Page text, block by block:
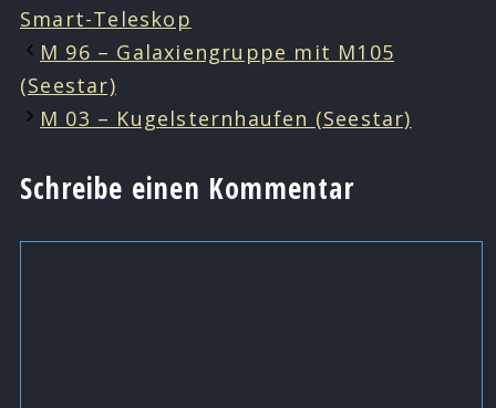
Smart-Teleskop
M 96 – Galaxiengruppe mit M105
(Seestar)
M 03 – Kugelsternhaufen (Seestar)
Schreibe einen Kommentar